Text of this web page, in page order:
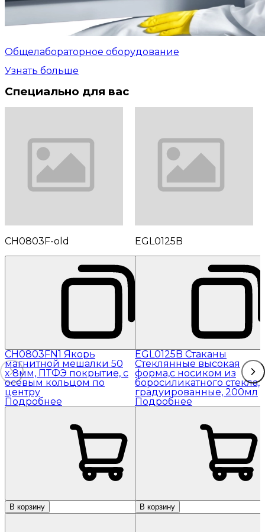
Общелабораторное оборудование
Узнать больше
Специально для вас
CH0803F-old
CH0803FN1 Якорь
магнитной мешалки 50
x 8мм, ПТФЭ покрытие, с
осевым кольцом по
центру
Подробнее
В корзину
EGL0125B
EGL0125B Стаканы
Стеклянные высокая
форма,с носиком из
боросиликатного стекла,
градуированные, 200мл
Подробнее
В корзину